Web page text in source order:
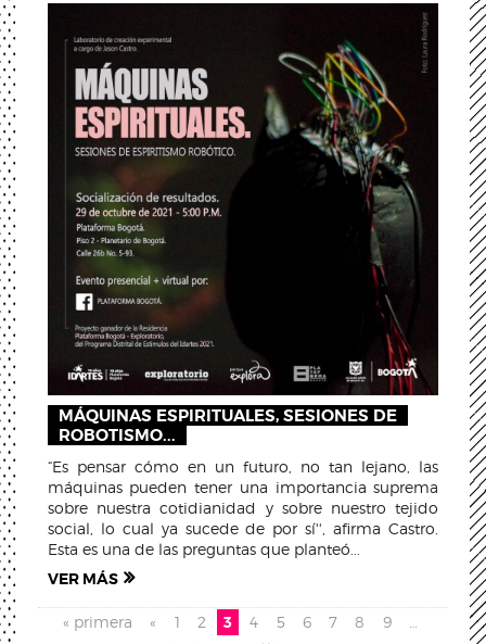
MÁQUINAS ESPIRITUALES, SESIONES DE
ROBOTISMO...
“Es pensar cómo en un futuro, no tan lejano, las
máquinas pueden tener una importancia suprema
sobre nuestra cotidianidad y sobre nuestro tejido
social, lo cual ya sucede de por sí'', afirma Castro.
Esta es una de las preguntas que planteó...
VER MÁS
Pages
« primera « 1 2 3 4 5 6 7 8 9